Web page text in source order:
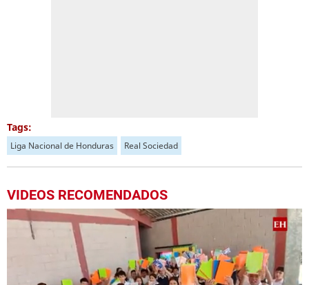
Tags:
Liga Nacional de Honduras Real Sociedad
VIDEOS RECOMENDADOS